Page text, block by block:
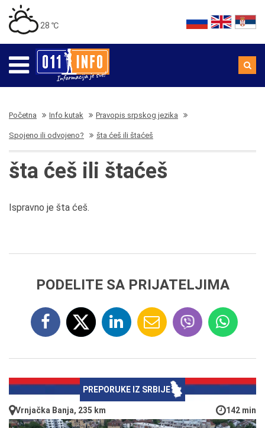
28 ℃
Početna Info kutak Pravopis srpskog jezika
Spojeno ili odvojeno? šta ćeš ili štaćeš
šta ćeš ili štaćeš
Ispravno je šta ćeš.
PODELITE SA PRIJATELJIMA
PREPORUKE IZ SRBIJE
Vrnjačka Banja, 235 km 142 min